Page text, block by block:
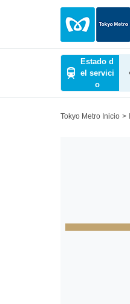
Estado d
el servici
o
Tokyo Metro Inicio